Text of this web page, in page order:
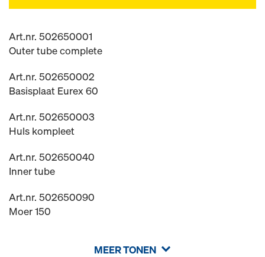
Art.nr. 502650001
Outer tube complete
Art.nr. 502650002
Basisplaat Eurex 60
Art.nr. 502650003
Huls kompleet
Art.nr. 502650040
Inner tube
Art.nr. 502650090
Moer 150
MEER TONEN